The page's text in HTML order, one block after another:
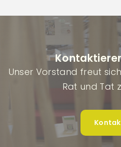
Unser Vorstand freut
Rat und Tat